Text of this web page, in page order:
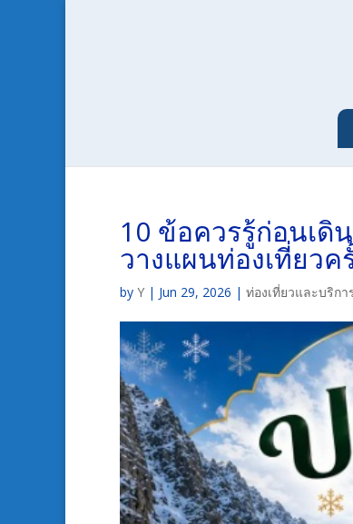
10 ข้อควรรู้ก่อนเดิ
วางแผนท่องเที่ยวค
by Y | Jun 29, 2026 | ท่องเที่ยวและบริก